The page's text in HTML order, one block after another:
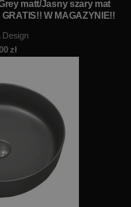
matt/Jasny szary mat
W MAGAZYNIE!!
Design
zł